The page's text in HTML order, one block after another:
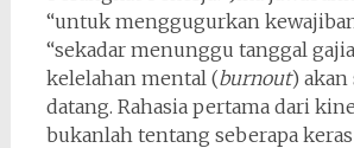
“untuk menggugurkan
“sekadar menunggu tanggal
kelelahan mental (burnout) akan
datang. Rahasia pertama dari
bukanlah tentang seberapa